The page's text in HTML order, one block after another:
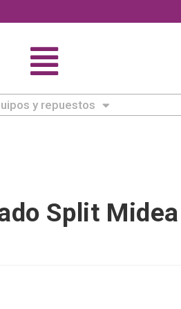
y repuestos
Split Midea